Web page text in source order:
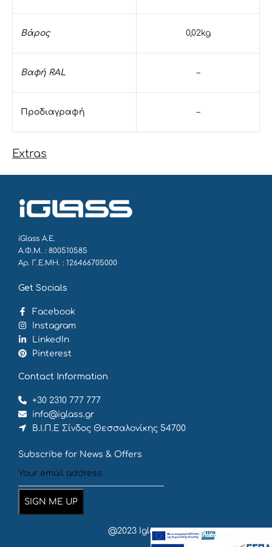
Βάρος 0,02kg
Βαφή RAL –
Προδιαγραφή –
Extras
iGlass Α.Ε.
Α.Φ.Μ. : 800510585
Αρ. Γ.Ε.ΜΗ. : 126466705000
Get Socials
Facebook
Instagram
LinkedIn
Pinterest
Contact Information
+30 2310 777 777
info@iglass.gr
Β.Ι.Π.Ε Σίνδος Θεσσαλονίκης 54700
Subscribe for News & Offers
@2023 Iglass